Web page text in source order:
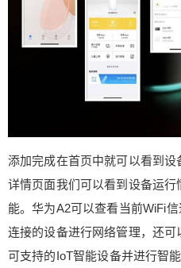
添加完成在首页中就可以看到
详情页面我们可以看到设备运
能。华为A2可以查看当前WiFi
连接的设备进行网络管理，还
可支持的IoT智能设备并进行智